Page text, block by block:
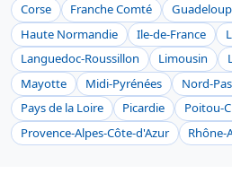
Corse
Franche Comté
Haute Normandie
Ile-de-France
Languedoc-Roussillon
Limousin
Mayotte
Midi-Pyrénées
Nord-
Pays de la Loire
Picardie
Poitou-
Provence-Alpes-Côte-d'Azur
Rhône-